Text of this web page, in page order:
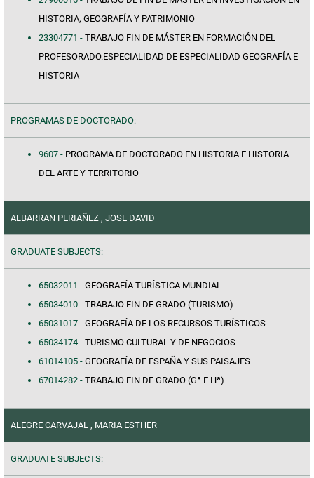
HISTORIA, GEOGRAFÍA Y PATRIMONIO
23304771 - TRABAJO FIN DE MÁSTER EN FORMACIÓN DEL
PROFESORADO.ESPECIALIDAD DE ESPECIALIDAD GEOGRAFÍA E
HISTORIA
PROGRAMAS DE DOCTORADO:
9607 - PROGRAMA DE DOCTORADO EN HISTORIA E HISTORIA
DEL ARTE Y TERRITORIO
ALBARRAN PERIAÑEZ , JOSE DAVID
GRADUATE SUBJECTS:
65032011 - GEOGRAFÍA TURÍSTICA MUNDIAL
65034010 - TRABAJO FIN DE GRADO (TURISMO)
65031017 - GEOGRAFÍA DE LOS RECURSOS TURÍSTICOS
65034174 - TURISMO CULTURAL Y DE NEGOCIOS
61014105 - GEOGRAFÍA DE ESPAÑA Y SUS PAISAJES
67014282 - TRABAJO FIN DE GRADO (Gª E Hª)
ALEGRE CARVAJAL , MARIA ESTHER
GRADUATE SUBJECTS: